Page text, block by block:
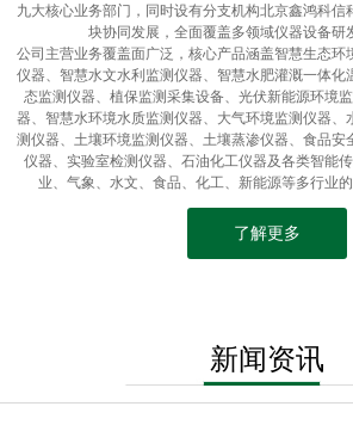
九大核心业务部门，同时设有分支机构北京鑫鸿科信
块协同发展，全面覆盖多领域仪器设备研
公司主营业务覆盖面广泛，核心产品涵盖智慧生态环
仪器、智慧水文水利监测仪器、智慧水肥灌溉一体化
态监测仪器、植保监测采集设备、光伏新能源环境
器、智慧水环境水质监测仪器、大气环境监测仪器、
测仪器、土壤环境监测仪器、土壤蒸渗仪器、食品安
仪器、实验室检测仪器、石油化工仪器及各类智能
业、气象、水文、食品、化工、新能源等多行业的
了解更多
新闻资讯